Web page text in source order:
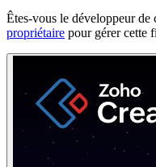
Êtes-vous le développeur de
propriétaire pour gérer cette